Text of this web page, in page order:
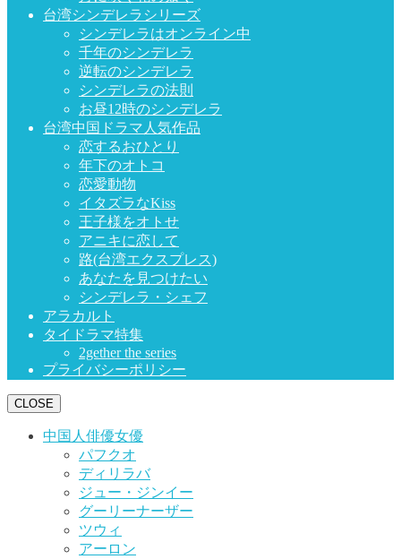
台湾シンデレラシリーズ
シンデレラはオンライン中
千年のシンデレラ
逆転のシンデレラ
シンデレラの法則
お昼12時のシンデレラ
台湾中国ドラマ人気作品
恋するおひとり
年下のオトコ
恋愛動物
イタズラなKiss
王子様をオトせ
アニキに恋して
路(台湾エクスプレス)
あなたを見つけたい
シンデレラ・シェフ
アラカルト
タイドラマ特集
2gether the series
プライバシーポリシー
CLOSE
中国人俳優女優
パフクオ
ディリラバ
ジュー・ジンイー
グーリーナーザー
ツウィ
アーロン